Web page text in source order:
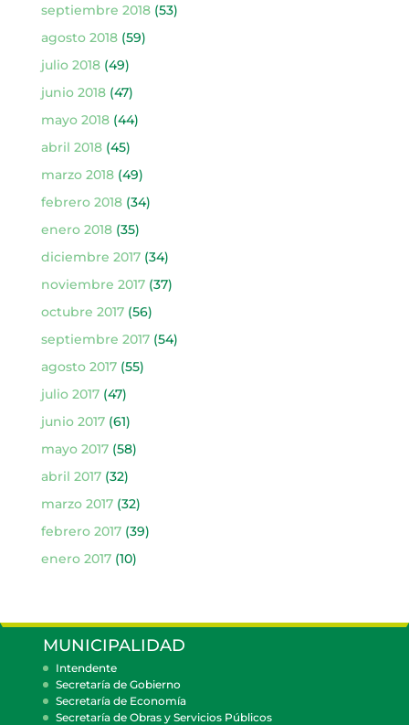
septiembre 2018(53)
agosto 2018(59)
julio 2018(49)
junio 2018(47)
mayo 2018(44)
abril 2018(45)
marzo 2018(49)
febrero 2018(34)
enero 2018(35)
diciembre 2017(34)
noviembre 2017(37)
octubre 2017(56)
septiembre 2017(54)
agosto 2017(55)
julio 2017(47)
junio 2017(61)
mayo 2017(58)
abril 2017(32)
marzo 2017(32)
febrero 2017(39)
enero 2017(10)
MUNICIPALIDAD
Intendente
Secretaría de Gobierno
Secretaría de Economía
Secretaría de Obras y Servicios Públicos